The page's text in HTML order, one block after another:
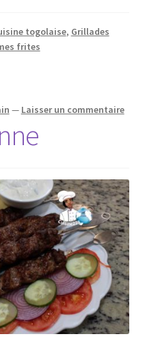
togolaise, Grillades
frites
— Laisser un commentaire